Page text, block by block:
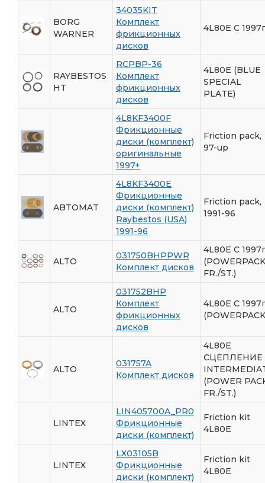
BORG
WARNER
34035KIT
Комплект
фрикционных
дисков
4L80E C 1997г
RAYBESTOS
HT
RCPBP-36
Комплект
фрикционных
дисков
4L80E (BLUE
SPECIAL
PLATE)
4L8KF3400F
Фрикционные
диски (комплект)
оригинальные
1997+
Friction pack,
97-up
ABTOMAT
4L8KF3400E
Фрикционные
диски (комплект)
Raybestos (USA)
1991-96
Friction pack,
1991-96
ALTO
031750BHPPWR
Комплект дисков
4L80E C 1997г
(POWERPACK
FR./ST.)
ALTO
031752BHP
Комплект
фрикционных
дисков
4L80E C 1997г
ALTO
031757A
Комплект дисков
4L80E
СЦЕПЛЕНИЕ
(POWER
FR./ST.)
LINTEX
LIN405700A_PR0
Фрикционные
диски (комплект)
Friction kit
4L80E
LINTEX
LX03105B
Фрикционные
диски (комплект)
Friction kit
4L80E